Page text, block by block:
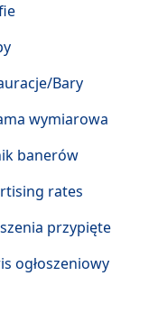
Bary
wymiarowa
banerów
rates
przypięte
ogłoszeniowy